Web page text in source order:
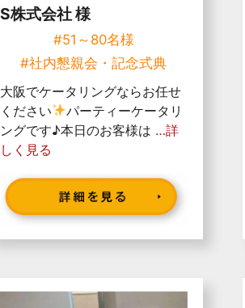
S株式会社 様
#51～80名様
#社内懇親会・記念式典
大阪でケータリングならお任せ
ください
パーティーケータリ
ングです♪本日のお客様は …詳
しく見る